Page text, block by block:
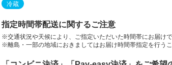
冷蔵
指定時間帯配送に関するご注意
※交通状況や天候により、ご指定いただいた時間帯にお届け
※離島・一部の地域におきましてはお届け時間帯指定を行うこ